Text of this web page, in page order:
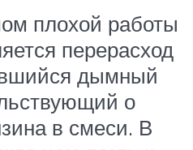
плохой работы
перерасход
дымный
о
в смеси. В